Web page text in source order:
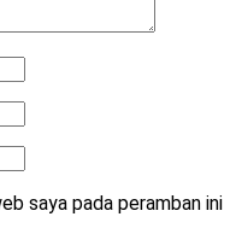
saya pada peramban ini